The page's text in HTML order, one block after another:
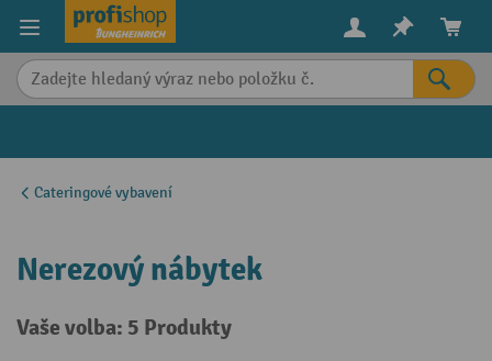
content
Cateringové vybavení
Nerezový nábytek
Vaše volba: 5 Produkty